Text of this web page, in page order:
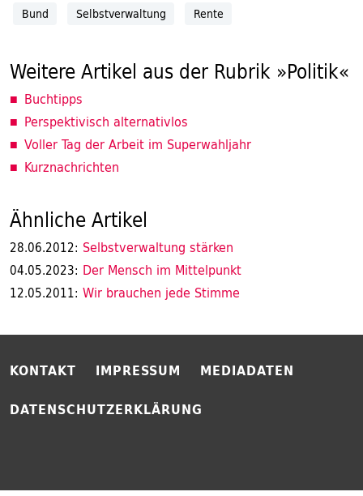
Bund Selbstverwaltung Rente
Weitere Artikel aus der Rubrik »Politik«
Buchtipps
Perspektivisch alternativlos
Voller Tag der Arbeit im Superwahljahr
Kurznachrichten
Ähnliche Artikel
28.06.2012: Selbstverwaltung stärken
04.05.2023: Der Mensch im Mittelpunkt
12.05.2011: Wir brauchen jede Stimme
KONTAKT IMPRESSUM
MEDIADATEN
DATENSCHUTZERKLÄRUNG